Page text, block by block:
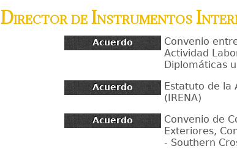
Director de Instrumentos
Acuerdo
Convenio
Actividad
Diplomáticas
Acuerdo
Estatuto de la
(IRENA)
Acuerdo
Convenio de
Exteriores,
- Southern